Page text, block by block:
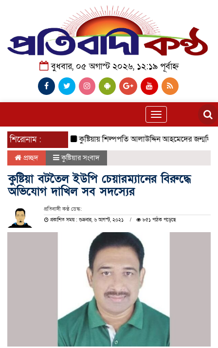
বুধবার, ০৫ অগাস্ট ২০২৬, ১২:১৯ পূর্বাহ্ন
Toggle
navigation
শিরোনাম : কুষ্টিয়ায় শিল্পপতি আলাউদ্দিন আহমেদের জন্মদিনে
প্রচ্ছদ কুষ্টিয়ার সংবাদ
কুষ্টিয়া বটতৈল ইউপি চেয়ারম্যানের বিরুদ্ধে
অভিযোগ দাখিল সব সদস্যের
প্রতিবাদী কণ্ঠ ডেস্ক:
প্রকাশিত সময় : শুক্রবার, ৬ আগস্ট, ২০২১ ৮৫১ পাঠক পড়েছে